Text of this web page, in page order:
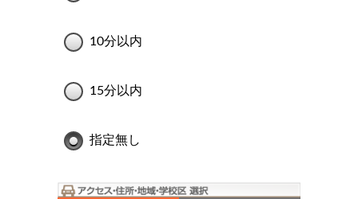
10分以内
15分以内
指定無し